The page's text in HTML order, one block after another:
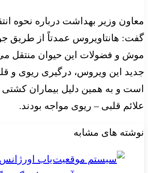
معاون وزیر بهداشت درباره نحوه
گفت: هانتاویروس عمدتاً از طریق
موش و فضولات این حیوان منتقل
جدید این ویروس، درگیری ریوی و
است و به همین دلیل بیماران کشتی
علائم قلبی – ریوی مواجه بودند.
نوشته های مشابه